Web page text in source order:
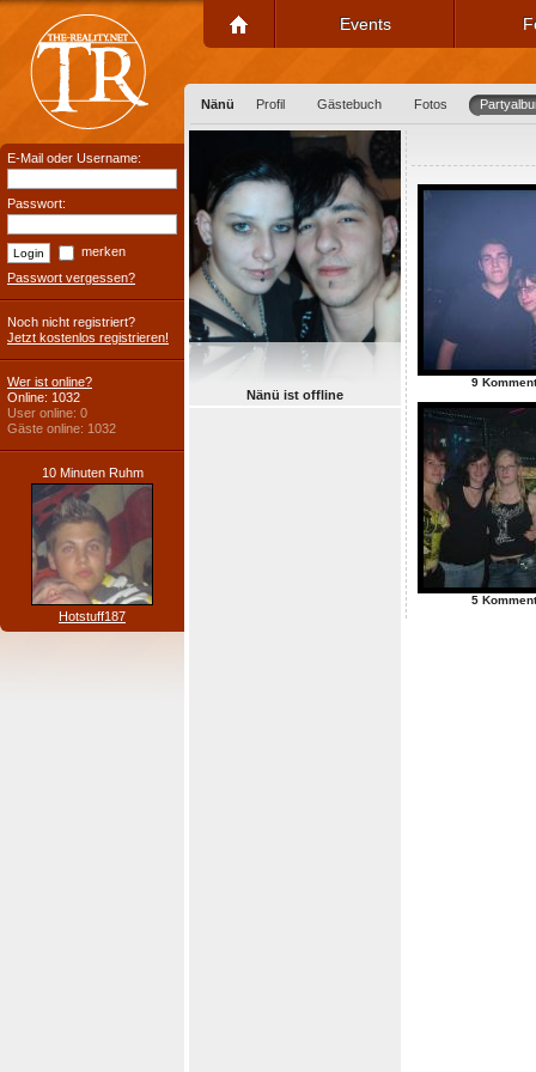
Events
Nänü Profil Gästebuch Fotos
Nänü ist offline
9
5
E-Mail oder Username:
Passwort:
merken
Passwort vergessen?
Noch nicht registriert?
Jetzt kostenlos registrieren!
Wer ist online?
Online: 1032
User online: 0
Gäste online: 1032
10 Minuten Ruhm
Hotstuff187